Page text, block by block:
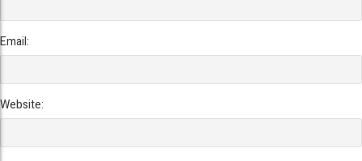
Email:
Website: